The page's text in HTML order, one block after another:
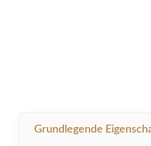
Grundlegende